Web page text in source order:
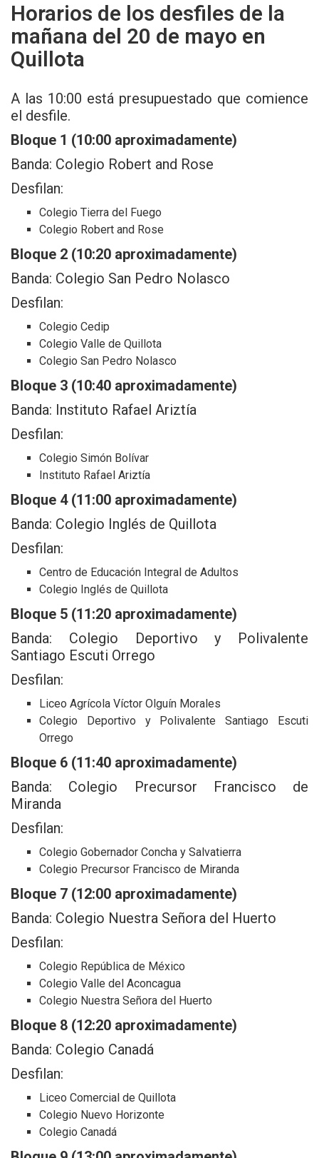
Horarios de los desfiles de la
mañana del 20 de mayo en
Quillota
A las 10:00 está presupuestado que comience
el desfile.
Bloque 1 (10:00 aproximadamente)
Banda: Colegio Robert and Rose
Desfilan:
Colegio Tierra del Fuego
Colegio Robert and Rose
Bloque 2 (10:20 aproximadamente)
Banda: Colegio San Pedro Nolasco
Desfilan:
Colegio Cedip
Colegio Valle de Quillota
Colegio San Pedro Nolasco
Bloque 3 (10:40 aproximadamente)
Banda: Instituto Rafael Ariztía
Desfilan:
Colegio Simón Bolívar
Instituto Rafael Ariztía
Bloque 4 (11:00 aproximadamente)
Banda: Colegio Inglés de Quillota
Desfilan:
Centro de Educación Integral de Adultos
Colegio Inglés de Quillota
Bloque 5 (11:20 aproximadamente)
Banda: Colegio Deportivo y Polivalente
Santiago Escuti Orrego
Desfilan:
Liceo Agrícola Víctor Olguín Morales
Colegio Deportivo y Polivalente Santiago Escuti
Orrego
Bloque 6 (11:40 aproximadamente)
Banda: Colegio Precursor Francisco de
Miranda
Desfilan:
Colegio Gobernador Concha y Salvatierra
Colegio Precursor Francisco de Miranda
Bloque 7 (12:00 aproximadamente)
Banda: Colegio Nuestra Señora del Huerto
Desfilan:
Colegio República de México
Colegio Valle del Aconcagua
Colegio Nuestra Señora del Huerto
Bloque 8 (12:20 aproximadamente)
Banda: Colegio Canadá
Desfilan:
Liceo Comercial de Quillota
Colegio Nuevo Horizonte
Colegio Canadá